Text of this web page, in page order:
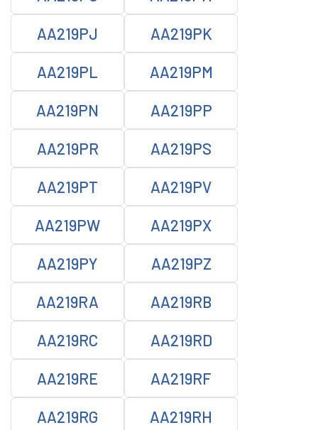
AA219PJ AA219PK
AA219PL AA219PM
AA219PN AA219PP
AA219PR AA219PS
AA219PT AA219PV
AA219PW AA219PX
AA219PY AA219PZ
AA219RA AA219RB
AA219RC AA219RD
AA219RE AA219RF
AA219RG AA219RH